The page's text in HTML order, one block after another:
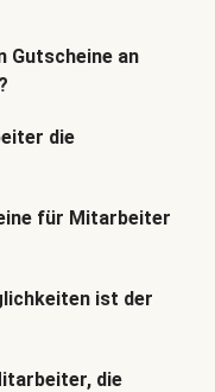
Gutscheine an
die
für Mitarbeiter
ist der
die